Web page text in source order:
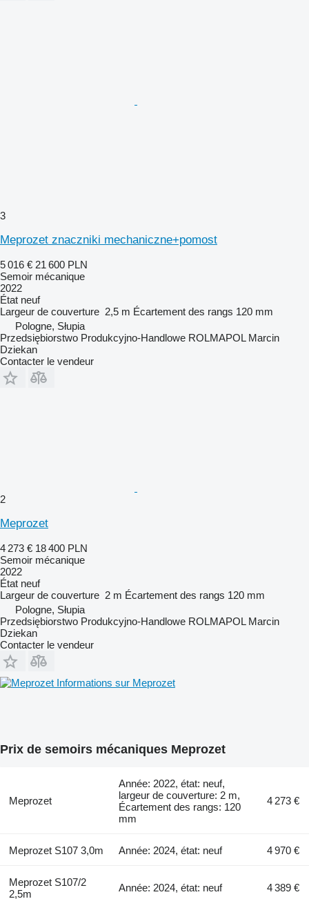
3
Meprozet znaczniki mechaniczne+pomost
5 016 € 21 600 PLN
Semoir mécanique
2022
État neuf
Largeur de couverture 2,5 m Écartement des rangs 120 mm
Pologne, Słupia
Przedsiębiorstwo Produkcyjno-Handlowe ROLMAPOL Marcin
Dziekan
Contacter le vendeur
2
Meprozet
4 273 € 18 400 PLN
Semoir mécanique
2022
État neuf
Largeur de couverture 2 m Écartement des rangs 120 mm
Pologne, Słupia
Przedsiębiorstwo Produkcyjno-Handlowe ROLMAPOL Marcin
Dziekan
Contacter le vendeur
Informations sur Meprozet
Prix de semoirs mécaniques Meprozet
Meprozet
Année: 2022, état: neuf,
largeur de couverture: 2 m,
Écartement des rangs: 120
mm
4 273 €
Meprozet S107 3,0m Année: 2024, état: neuf 4 970 €
Meprozet S107/2
2,5m
Année: 2024, état: neuf 4 389 €